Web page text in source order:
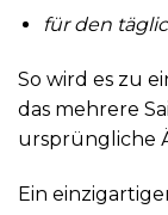
für den
So wird es zu
das mehrere
ursprüngliche
Ein